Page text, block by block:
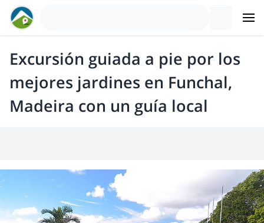
Excursión guiada a pie por los
mejores jardines en Funchal,
Madeira con un guía local